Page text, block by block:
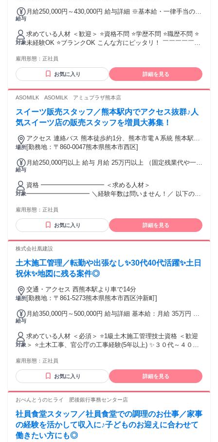
像し、思いやりと礼儀を持って丁寧なコミュニケーションが
持ってコーチングに取り組める方 * 多忙な社会人である受講
生の方々の貴重な時間を大切にし、限られた時間の中で本当
に必要なサポートを提供できる方 * オンライン面談におい
て、受講生が話しやすい明るく前向きな雰囲気を作れる方 *
間・休日に勤務出来る方、特に歓迎です。 【応募
時のお願い】 * egniteは英語コーチングサービスですが、受講
生様とは日本語でカウンセリングやチャット等のサポートを
行っています。そのため、日本語能力は必須です。 履歴
書・職務経歴書を含む応募書類は、すべて日本語でご提出く
ださい。日本語以外で提出された応募書類は選考対象外とな
ります。 * egniteでは、受講生様を第一に考え、迅速で誠実な
コミュニケーションを大切にしています。この方針に共感し
ていただける方のみご応募ください。
給与
月給250,000円～430,000円 給与詳細 ※基本給・一律手当の総
手当】 全員に一律で支払われる通勤・皆勤・家族手当金額：
あり 1ヶ月あたり0円 〜 2万円 全員に一律で支払われるその他
手当金額：あり 1ヶ月あたり0円 〜 1万円 給与は経験を考慮し
てご決定いたします ◆昇給：年1回 ◆賞与：年2回 ◆通勤⼿
当︓5000円〜1万円
対象
求めている人材 ＜歓迎＞ ⭐資格不問 ⭐学歴不問 ⭐職歴不問 ⭐
未経験OK ⭐ブランクOK こんな方にピッタリ！ ￣￣￣￣￣￣
リアを築きたい方 ⭐施工管理の資格取得に チャレンジしたい
方 ⭐未経験分野でも積極的に 学ぶ意欲のある方 ⭐充実した研
修制度でスキルを 身につけたい方 ⭐施工管理の世界で 新たな
環境をご用意しておりますので、 ぜひチャレンジしてみてく
（定年65歳のため））
雇用形態： 正社員
お気に入り 詳細を見る
ASOMILK ASOMILK アミュプラザ熊本店
スイーツ販売スタッフ／熊本駅内でアクセス抜群♪人
気スイーツ店の販売スタッフを増員大募集！
場所
アクセス 連絡バス 熊本徒歩約1分、熊本市電Ａ系統 熊本駅前
徒歩約1分、ＪＲ鹿児島本線 熊本白川口徒歩約2分
[勤務地：〒860-0047熊本県熊本市西区]
給与
月給250,000円以上 給与 月給 25万円以上 （固定残業代や一律
時間：30時間） 固定残業時間を超えた勤務時間については別
途残業代を支給する 22万9900円 (固定残業代4万900円＋一律
手当9000円含む ※いづれも30h分/超過分は別途) 20万円 (残業
なし)
対象
資格 ━━━━━━━━━━ ＜求める人材＞
━━━━━━━━━━ ＼経験年数は問いません！／ 以下のい
など、飲食店での勤務経験 ◆接客・販売・サービス業の経験
◆飲食・サービス業でのマネジメント経験 ◆店長・店長候補
として研修を受けた経験 こんな方に向いてます♪ ￣￣V￣￣￣
たい方 ◇店長やマネージャーへキャリアアップしたい方 ◇一
たい方 ◇U・Iターンで熊本への転職を考えている方 前職の給
与やこれまでの経験・能力を考慮し、 納得感のある給与をご
雇用形態： 正社員
お気に入り 詳細を見る
株式会社凰建設
土木施工管理／転勤や出張なし✨30代40代活躍✨土日
祝休✨地図に残る案件◎
場所
交通・アクセス 西熊本駅より車で14分
[勤務地：〒861-5273熊本県熊本市西区沖新町]
給与
月給350,000円～500,000円 給与詳細 基本給：月給 35万円 〜
れる通勤・皆勤・家族手当金額：なし 全員に一律で支払われ
るその他手当金額：なし 給与は年齢や経験を考慮しご相談の
上決めさせてもらいます ◆昇給：年1回 ◆賞与：年2回 ◆通
勤⼿当︓5000円〜1万円 ◆家族手当：5000円～1万円 ◆資格
対象
求めている人材 ＜必須＞ ⭐1級土木施工管理技士資格 ＜歓迎
＞ ⭐土木工事、官公庁の工事経験(5年以上) ✨３０代～４０代
不問 ⭐ブランクOK ⭐チームワークを重視できる方 こんな方に
ピッタリ！ ￣￣￣￣￣￣￣￣￣￣￣￣￣￣￣￣￣￣ ⭐施工管
理の資格を活かして 新しいキャリアを築きたい方 ⭐経験とス
たなスタートを切りたい方 施工管理の経験を活かして活躍で
てください！ 年齢の条件と理由：あり（例外事由1号・65歳
未満（定年65歳のため））
雇用形態： 正社員
お気に入り 詳細を見る
おべんとうのヒライ 肥後銀行事務センター店
社員食堂スタッフ／社員食堂での調理のお仕事／家事
の経験を活かして収入に♪子どものお迎えに合わせて
働きたい方にも◎